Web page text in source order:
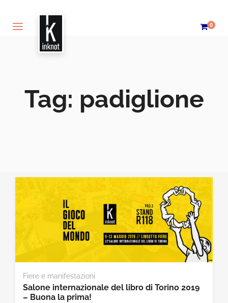
0
Tag: padiglione
Fiere e manifestazioni
Salone internazionale del libro di Torino 2019
– Buona la prima!